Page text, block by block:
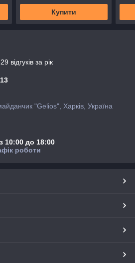
Купити
відгуків за рік
"Gelios", Харків, Україна
10:00 до 18:00
роботи